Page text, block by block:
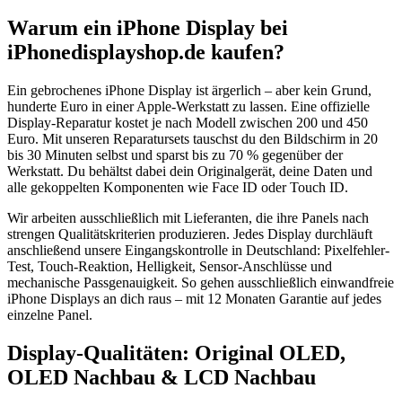
Warum ein iPhone Display bei
iPhonedisplayshop.de kaufen?
Ein gebrochenes iPhone Display ist ärgerlich – aber kein Grund,
hunderte Euro in einer Apple-Werkstatt zu lassen. Eine offizielle
Display-Reparatur kostet je nach Modell zwischen 200 und 450
Euro. Mit unseren Reparatursets tauschst du den Bildschirm in 20
bis 30 Minuten selbst und sparst bis zu 70 % gegenüber der
Werkstatt. Du behältst dabei dein Originalgerät, deine Daten und
alle gekoppelten Komponenten wie Face ID oder Touch ID.
Wir arbeiten ausschließlich mit Lieferanten, die ihre Panels nach
strengen Qualitätskriterien produzieren. Jedes Display durchläuft
anschließend unsere Eingangskontrolle in Deutschland: Pixelfehler-
Test, Touch-Reaktion, Helligkeit, Sensor-Anschlüsse und
mechanische Passgenauigkeit. So gehen ausschließlich einwandfreie
iPhone Displays an dich raus – mit 12 Monaten Garantie auf jedes
einzelne Panel.
Display-Qualitäten: Original OLED,
OLED Nachbau & LCD Nachbau